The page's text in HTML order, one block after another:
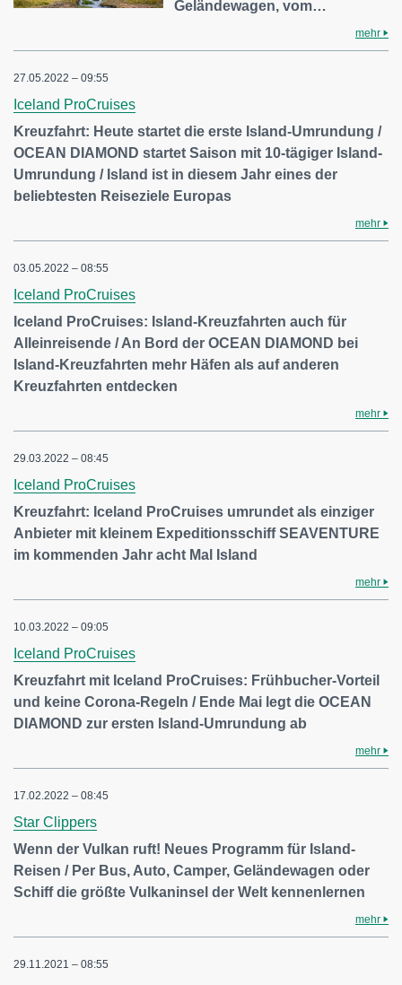
Geländewagen, vom…
mehr
27.05.2022 – 09:55
Iceland ProCruises
Kreuzfahrt: Heute startet die erste Island-Umrundung /
OCEAN DIAMOND startet Saison mit 10-tägiger Island-
Umrundung / Island ist in diesem Jahr eines der
beliebtesten Reiseziele Europas
mehr
03.05.2022 – 08:55
Iceland ProCruises
Iceland ProCruises: Island-Kreuzfahrten auch für
Alleinreisende / An Bord der OCEAN DIAMOND bei
Island-Kreuzfahrten mehr Häfen als auf anderen
Kreuzfahrten entdecken
mehr
29.03.2022 – 08:45
Iceland ProCruises
Kreuzfahrt: Iceland ProCruises umrundet als einziger
Anbieter mit kleinem Expeditionsschiff SEAVENTURE
im kommenden Jahr acht Mal Island
mehr
10.03.2022 – 09:05
Iceland ProCruises
Kreuzfahrt mit Iceland ProCruises: Frühbucher-Vorteil
und keine Corona-Regeln / Ende Mai legt die OCEAN
DIAMOND zur ersten Island-Umrundung ab
mehr
17.02.2022 – 08:45
Star Clippers
Wenn der Vulkan ruft! Neues Programm für Island-
Reisen / Per Bus, Auto, Camper, Geländewagen oder
Schiff die größte Vulkaninsel der Welt kennenlernen
mehr
29.11.2021 – 08:55